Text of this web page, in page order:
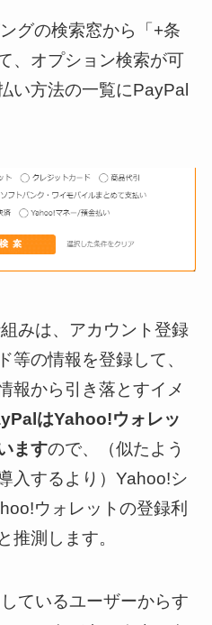
グの検索窓から「+条
、オプション検索が可
い方法の一覧にPayPal
みは、アカウント登録
等の情報を登録して、
報から引き落とすイメ
はYahoo!ウォレッ
ますので、（似たよう
入するより）Yahoo!シ
ウォレットの登録利
推測します。
ているユーザーからす